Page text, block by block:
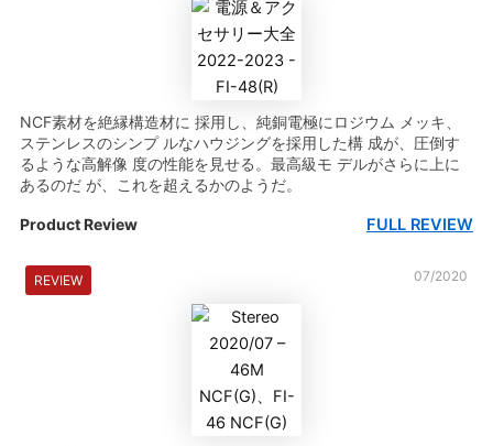
NCF素材を絶縁構造材に 採用し、純銅電極にロジウム メッキ、
ステンレスのシンプ ルなハウジングを採用した構 成が、圧倒す
るような高解像 度の性能を見せる。最高級モ デルがさらに上に
あるのだ が、これを超えるかのようだ。
Product Review FULL REVIEW
REVIEW 07/2020